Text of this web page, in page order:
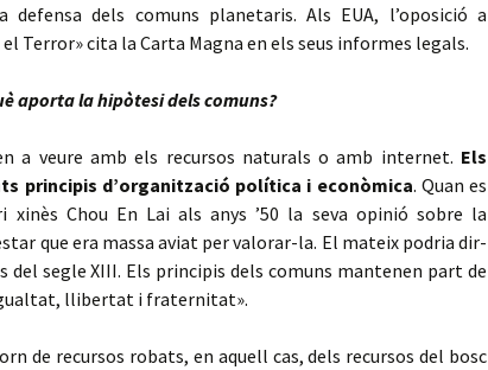
defensa dels comuns planetaris. Als EUA, l’oposició a
Terror» cita la Carta Magna en els seus informes legals.
aporta la hipòtesi dels comuns?
a veure amb els recursos naturals o amb internet. Els
principis d’organització política i econòmica. Quan es
xinès Chou En Lai als anys ’50 la seva opinió sobre la
que era massa aviat per valorar-la. El mateix podria dir-
del segle XIII. Els principis dels comuns mantenen part de
llibertat i fraternitat».
de recursos robats, en aquell cas, dels recursos del bosc